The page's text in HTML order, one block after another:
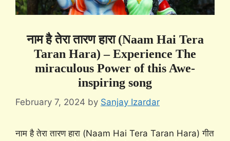
नाम है तेरा तारण हारा (Naam Hai Tera
Taran Hara) – Experience The
miraculous Power of this Awe-
inspiring song
February 7, 2024 by Sanjay Izardar
नाम है तेरा तारण हारा (Naam Hai Tera Taran Hara) गीत